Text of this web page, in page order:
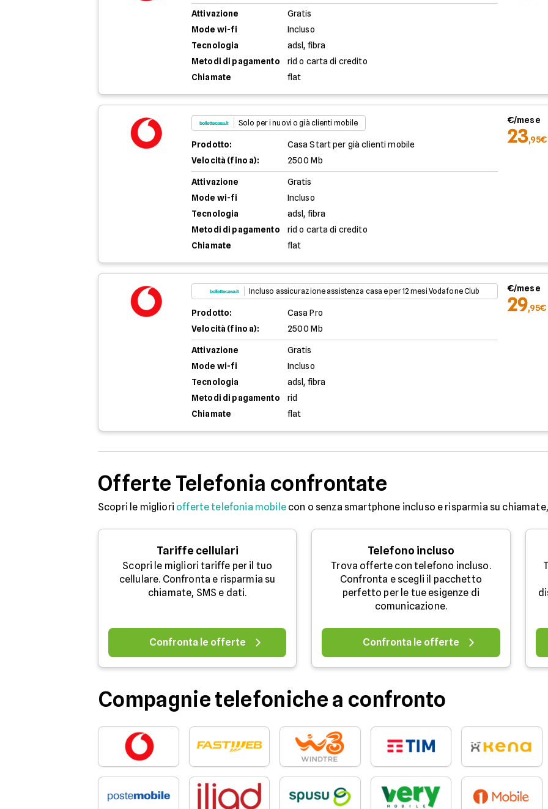
Attivazione
Gratis
Mode wi-fi
Incluso
Tecnologia
adsl, fibra
Metodi di pagamento
rid o carta di credito
Chiamate
flat
Solo per i nuovi o già clienti mobile
Prodotto:
Casa Start per già clienti mobile
Velocità (fino a):
2500 Mb
Attivazione
Gratis
Mode wi-fi
Incluso
Tecnologia
adsl, fibra
Metodi di pagamento
rid o carta di credito
Chiamate
flat
€/mese
23,95€
Incluso assicurazione assistenza casa e per 12 mesi Vodafone Club
Prodotto:
Casa Pro
Velocità (fino a):
2500 Mb
Attivazione
Gratis
Mode wi-fi
Incluso
Tecnologia
adsl, fibra
Metodi di pagamento
rid
Chiamate
flat
€/mese
29,95€
Offerte Telefonia confrontate
Scopri le migliori offerte telefonia mobilecon o senza smartphone incluso e risparmia su
Tariffe cellulari
Scopri le migliori tariffe per il tuo
cellulare. Confronta e risparmia su
chiamate, SMS e dati.
Confronta le offerte
Telefono incluso
Trova offerte con telefono incluso.
Confronta e scegli il pacchetto
perfetto per le tue esigenze di
comunicazione.
Confronta le offerte
Compagnie telefoniche a confronto